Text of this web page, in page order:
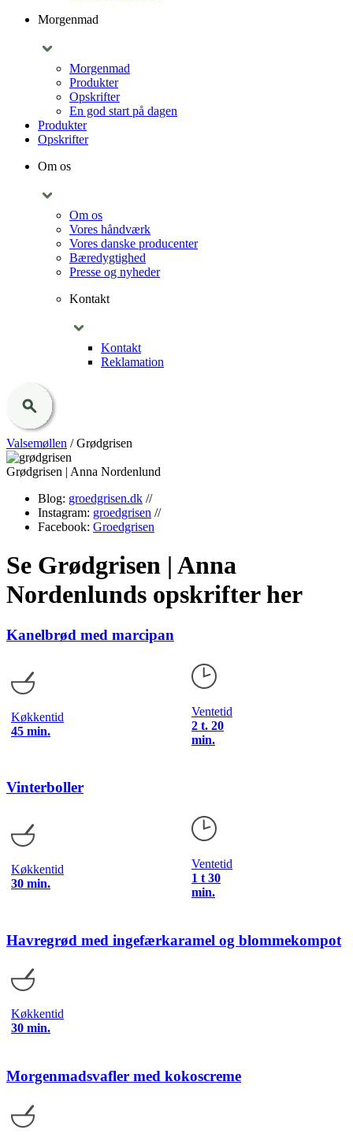
Morgenmad
Morgenmad
Produkter
Opskrifter
En god start på dagen
Produkter
Opskrifter
Om os
Om os
Vores håndværk
Vores danske producenter
Bæredygtighed
Presse og nyheder
Kontakt
Kontakt
Reklamation
Valsemøllen /Grødgrisen
Grødgrisen | Anna Nordenlund
Blog: groedgrisen.dk //
Instagram: groedgrisen //
Facebook: Groedgrisen
Se Grødgrisen | Anna
Nordenlunds opskrifter her
Kanelbrød med marcipan
Køkkentid
45 min.
Ventetid
2 t. 20
min.
Vinterboller
Køkkentid
30 min.
Ventetid
1 t 30
min.
Havregrød med ingefærkaramel og blommekompot
Køkkentid
30 min.
Morgenmadsvafler med kokoscreme